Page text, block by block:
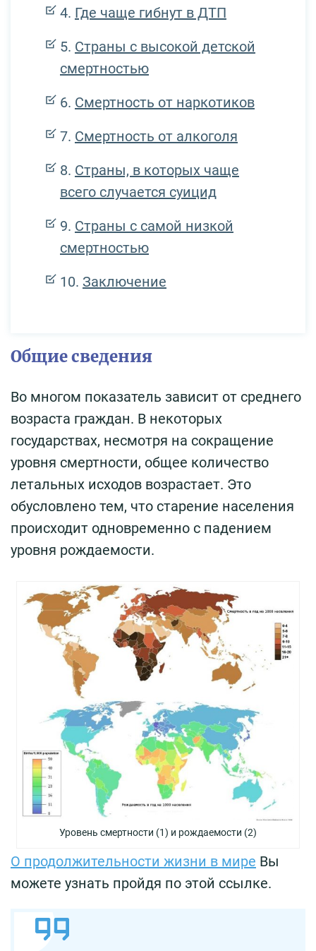
Где чаще гибнут в ДТП
Страны с высокой детской
смертностью
Смертность от наркотиков
Смертность от алкоголя
Страны, в которых чаще
всего случается суицид
Страны с самой низкой
смертностью
Заключение
Общие сведения
Во многом показатель зависит от среднего
возраста граждан. В некоторых
государствах, несмотря на сокращение
уровня смертности, общее количество
летальных исходов возрастает. Это
обусловлено тем, что старение населения
происходит одновременно с падением
уровня рождаемости.
Уровень смертности (1) и рождаемости (2)
О продолжительности жизни в мире Вы
можете узнать пройдя по этой ссылке.